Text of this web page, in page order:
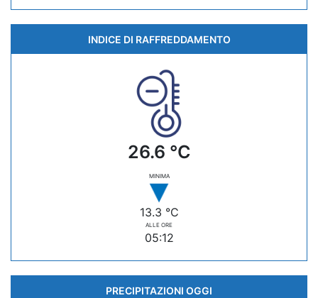
INDICE DI RAFFREDDAMENTO
26.6 °C
MINIMA
13.3 °C
ALLE ORE
05:12
PRECIPITAZIONI OGGI